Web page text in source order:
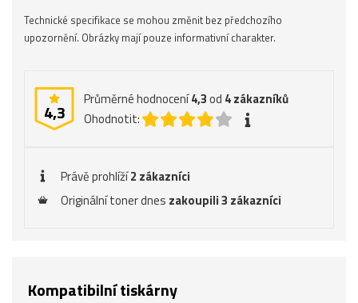
Technické specifikace se mohou změnit bez předchozího
upozornění. Obrázky mají pouze informativní charakter.
4,3
Průměrné hodnocení4,3od 4zákazníků
Ohodnotit:
Právě prohlíží2 zákazníci
Originální toner dnes zakoupili 3 zákazníci
Kompatibilní tiskárny